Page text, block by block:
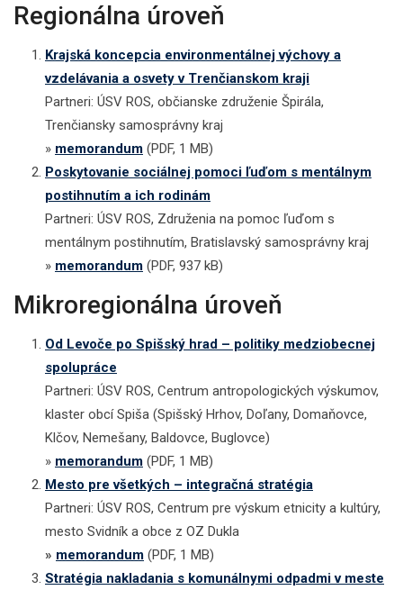
Regionálna úroveň
Krajská koncepcia environmentálnej výchovy a
vzdelávania a osvety v Trenčianskom kraji
Partneri: ÚSV ROS, občianske združenie Špirála,
Trenčiansky samosprávny kraj
» memorandum (PDF, 1 MB)
Poskytovanie sociálnej pomoci ľuďom s mentálnym
postihnutím a ich rodinám
Partneri: ÚSV ROS, Združenia na pomoc ľuďom s
mentálnym postihnutím, Bratislavský samosprávny kraj
» memorandum (PDF, 937 kB)
Mikroregionálna úroveň
Od Levoče po Spišský hrad – politiky medziobecnej
spolupráce
Partneri: ÚSV ROS, Centrum antropologických výskumov,
klaster obcí Spiša (Spišský Hrhov, Doľany, Domaňovce,
Klčov, Nemešany, Baldovce, Buglovce)
» memorandum (PDF, 1 MB)
Mesto pre všetkých – integračná stratégia
Partneri: ÚSV ROS, Centrum pre výskum etnicity a kultúry,
mesto Svidník a obce z OZ Dukla
» memorandum (PDF, 1 MB)
Stratégia nakladania s komunálnymi odpadmi v meste